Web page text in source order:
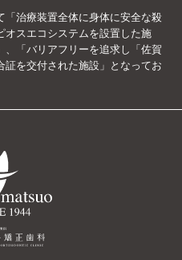
「治療装置全体に身体に安全な殺
スエコシステムを設置した施
「バリアフリーを追求し「佐賀
を交付された施設」となってお